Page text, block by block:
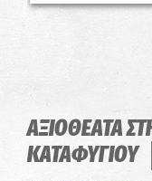
ΑΞΙΟΘΕΑΤΑ
ΚΑΤΑΦΥΓΙΟΥ